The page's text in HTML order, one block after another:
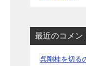
最近のコメン
呉剛桂を切る